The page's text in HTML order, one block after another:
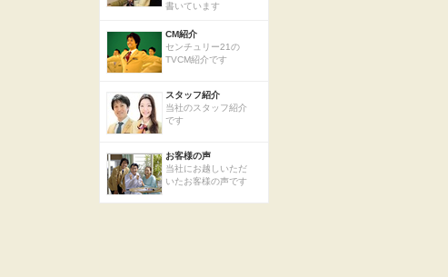
書いています
CM紹介
センチュリー21の
TVCM紹介です
スタッフ紹介
当社のスタッフ紹介
です
お客様の声
当社にお越しいただ
いたお客様の声です